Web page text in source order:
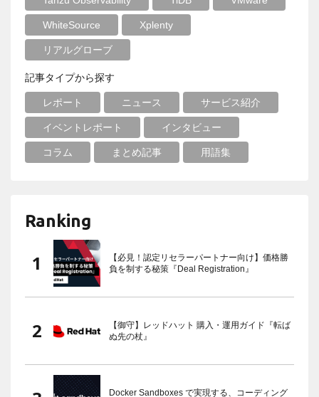
WhiteSource Xplenty
リアルグローブ
記事タイプから探す
レポート ニュース サービス紹介
イベントレポート インタビュー
コラム まとめ記事 用語集
Ranking
【必見！認定リセラーパートナー向け】価格勝
負を制する秘策『Deal Registration』
【御守】レッドハット 購入・運用ガイド『転ば
ぬ先の杖』
Docker Sandboxes で実現する、コーディング